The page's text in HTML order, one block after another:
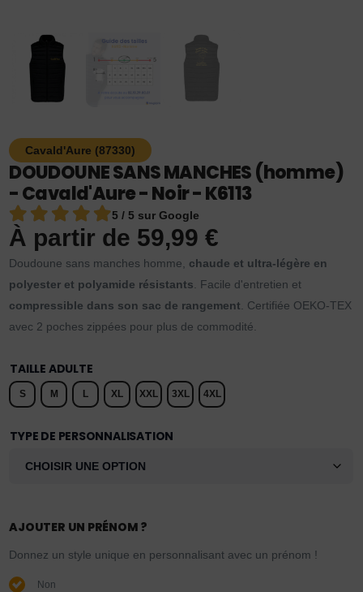
Cavald'Aure (87330)
DOUDOUNE SANS MANCHES (homme)
- Cavald'Aure - Noir - K6113
5 / 5 sur Google
À partir de 59,99€
Doudoune sans manches homme, chaude et ultra-légère en
polyester et polyamide résistants . Facile d'entretien et
compressible dans son sac de rangement . Certifiée OEKO-TEX
avec 2 poches zippées pour plus de commodité.
TAILLE ADULTE
S M L XL XXL 3XL 4XL
TYPE DE PERSONNALISATION
AJOUTER UN PRÉNOM ?
Donnez un style unique en personnalisant avec un prénom !
Non